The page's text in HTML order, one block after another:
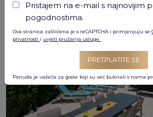
DODATNA VRIJEDNOST
Pristajem na e-mail s najnovijim
pogodnostima.
Ova stranica zaštićena je s reCAPTCHA i primjenjuju se
privatnosti i uvjeti pružanja usluge
PRETPLATITE SE
Ponuda je važeča za goste koji su već bukirali s nama